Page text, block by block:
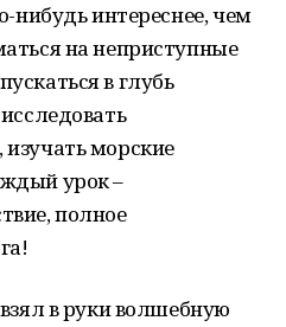
нибудь интереснее, чем
на неприступные
в глубь
морские
урок –
полное
в руки волшебную